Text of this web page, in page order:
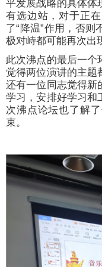
平发展战略的具体体
有选边站，对于正
了“ 降温”作用，否则
极对峙都可能再次出
此次沸点的最后一个
觉得两位演讲的主题
还有一位同志觉得新
学习，安排好学习和
次沸点论坛也了解
束。